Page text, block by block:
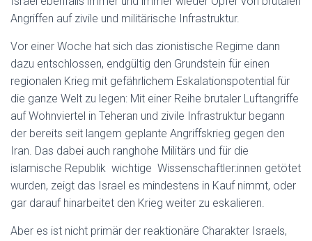
Angriffen auf zivile und militärische Infrastruktur.
Vor einer Woche hat sich das zionistische Regime dann
dazu entschlossen, endgültig den Grundstein für einen
regionalen Krieg mit gefährlichem Eskalationspotential für
die ganze Welt zu legen: Mit einer Reihe brutaler Luftangriffe
auf Wohnviertel in Teheran und zivile Infrastruktur begann
der bereits seit langem geplante Angriffskrieg gegen den
Iran. Das dabei auch ranghohe Militärs und für die
islamische Republik wichtige Wissenschaftler:innen getötet
wurden, zeigt das Israel es mindestens in Kauf nimmt, oder
gar darauf hinarbeitet den Krieg weiter zu eskalieren.
Aber es ist nicht primär der reaktionäre Charakter Israels,